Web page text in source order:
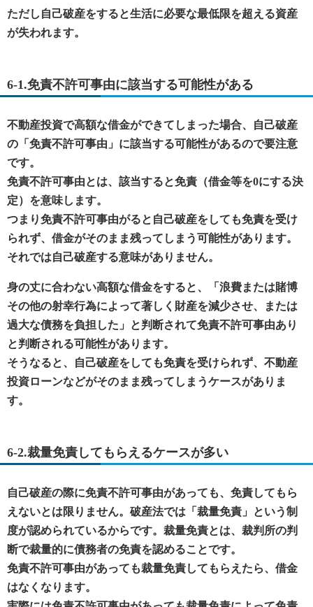
ただし自己破産をすると生活に必要な最低限を超える資産
が失われます。
6-1.免責不許可事由に該当する可能性がある
不動産投資で高額な借金ができてしまった場合、自己破産
の「免責不許可事由」に該当する可能性があるので要注意
です。
免責不許可事由とは、該当すると免責（借金等を0にする決
定）を意味します。
つまり免責不許可事由がると自己破産をしても免責を受け
られず、借金がそのまま残ってしまう可能性があります。
それでは自己破産する意味がありません。
身の丈に合わない高額な借金をすると、「浪費または賭博
その他の射幸行為によって著しく財産を減少させ、または
過大な債務を負担した」と判断されて免責不許可事由あり
と判断される可能性があります。
そうなると、自己破産をしても免責を受けられず、不動産
投資ローンなどがそのまま残ってしまうケースがありま
す。
6-2.裁量免責してもらえるケースが多い
自己破産の際に免責不許可事由があっても、免責してもら
えないとは限りません。破産法では「裁量免責」という制
度が認められているからです。裁量免責とは、裁判所の判
断で裁量的に債務者の免責を認めることです。
免責不許可事由があっても裁量免責してもらえたら、借金
はなくなります。